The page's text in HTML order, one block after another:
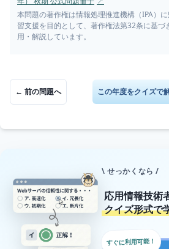
本問題の著作権は情報処理推進機構（IPA）
習支援を目的として、著作権法第32条に基づ
用・解説しています。
← 前の問題へ この年度をクイズで
\ せっかくなら /
応用情報技術
クイズ形式で
すぐに利用可能！